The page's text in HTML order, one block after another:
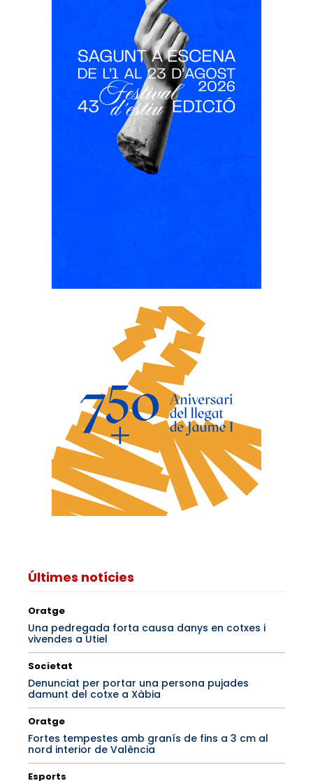
Últimes notícies
Oratge
Una pedregada forta causa danys en cotxes i
vivendes a Utiel
Societat
Denunciat per portar una persona pujades
damunt del cotxe a Xàbia
Oratge
Fortes tempestes amb granís de fins a 3 cm al
nord interior de València
Esports